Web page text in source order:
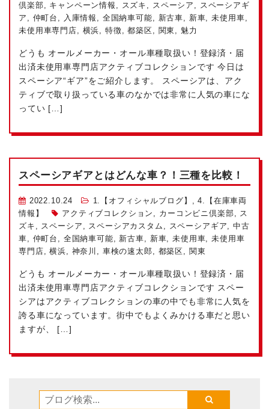
倶楽部
キャンペーン情報 スズキ スペーシア
スペーシアギ
ア
仲町台 入庫情報 全国納車可能 新古車 新車 ,未使用車
未使用車専門店
横浜 特徴 ,都築区 関東 魅力
どうも オールメーカー・オール車種取扱い！登録済・届
出済未使用車専門店アクティブコレクションです 今日は
スペーシア“ギア”をご紹介します。 スペーシアは、アク
ティブで取り扱っている車のなかでは非常に人気の車にな
ってい […]
スペーシアギアとはどんな車？！三種を比較！
2022.10.24 1.【オフィシャルブログ】 ,4.【在庫車両
情報】
アクティブコレクション カーコンビニ倶楽部
ス
ズキ
スペーシア スペーシアカスタム スペーシアギア ,中古
車
仲町台 全国納車可能 新古車 新車 ,未使用車 ,未使用車
専門店 ,横浜 神奈川 車検の速太郎 都築区 関東
どうも オールメーカー・オール車種取扱い！登録済・届
出済未使用車専門店アクティブコレクションです スペー
シアはアクティブコレクションの車の中でも非常に人気を
誇る車になっています。街中でもよくみかける車だと思い
ますが、 […]